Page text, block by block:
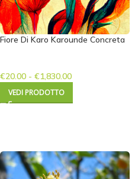
Fiore Di Karo Karounde Concreta
€20.00 - €1,830.00
VEDI PRODOTTO